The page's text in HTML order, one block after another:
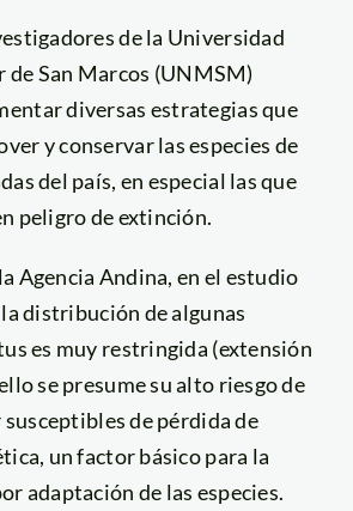
de la Universidad
San Marcos (UNMSM)
diversas estrategias que
y conservar las especies de
del país, en especial las que
peligro de extinción.
Agencia Andina, en el estudio
distribución de algunas
es muy restringida (extensión
se presume su alto riesgo de
de pérdida de
un factor básico para la
adaptación de las especies.